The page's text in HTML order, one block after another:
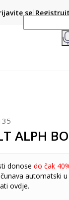
karticom online i
se
ALPH
donose do čak
automatski
ovdje.